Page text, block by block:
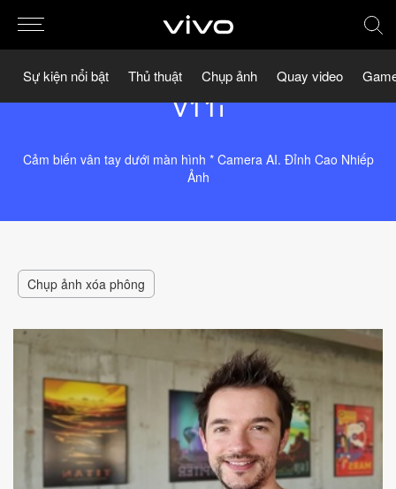
Sự kiện nổi bật Thủ thuật Chụp ảnh Quay video
V11i
Cảm biến vân tay dưới màn hình * Camera AI. Đỉnh Cao Nhiếp
Ảnh
Chụp ảnh xóa phông